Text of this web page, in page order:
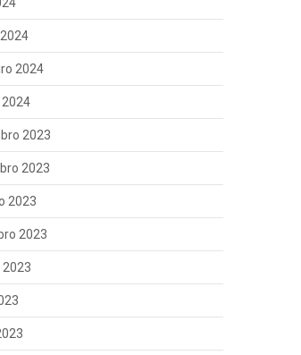
2024
2023
2023
2023
2023